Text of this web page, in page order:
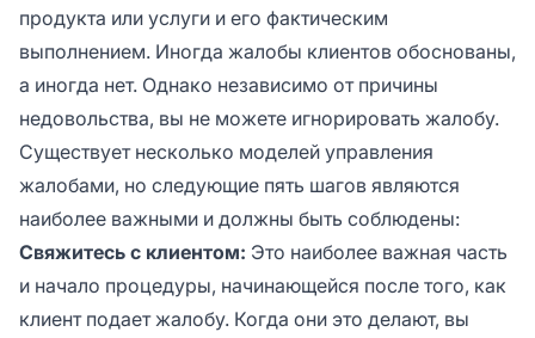
продукта или услуги и его фактическим
выполнением. Иногда жалобы клиентов обоснованы,
а иногда нет. Однако независимо от причины
недовольства, вы не можете игнорировать жалобу.
Существует несколько моделей управления
жалобами, но следующие пять шагов являются
наиболее важными и должны быть соблюдены:
Свяжитесь с клиентом: Это наиболее важная часть
и начало процедуры, начинающейся после того, как
клиент подает жалобу. Когда они это делают, вы